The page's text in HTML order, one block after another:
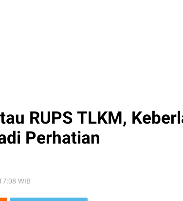
RUPS TLKM,
Perhatian
WIB